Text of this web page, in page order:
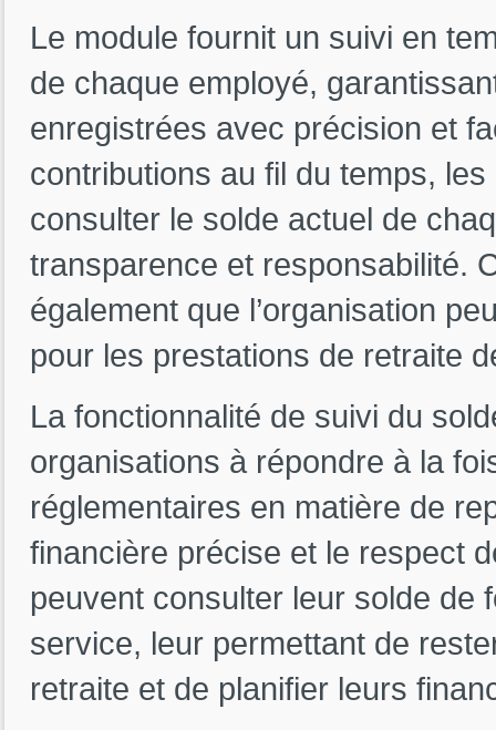
Le module fournit un suivi en
de chaque employé,
enregistrées avec précision et
contributions au fil du temps,
consulter le solde actuel de
transparence et responsabilité.
également que l’organisation
pour les prestations de retraite
La fonctionnalité de suivi du
organisations à répondre à la
réglementaires en matière de
financière précise et le respect
peuvent consulter leur solde de
service, leur permettant de
retraite et de planifier leurs